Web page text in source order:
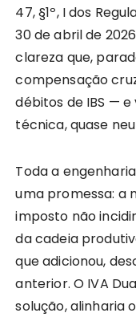
47, §1º, I dos
30 de abril de
clareza que,
compensação
débitos de IBS —
técnica, quase
Toda a
uma promessa: a
imposto não
da cadeia
que adicionou,
anterior. O IVA
solução, alinharia